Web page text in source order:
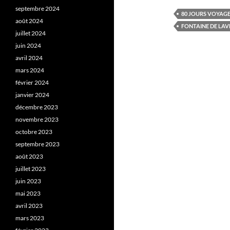
80 JOURS
FONTAINE DE
septembre 2024
août 2024
juillet 2024
juin 2024
avril 2024
mars 2024
février 2024
janvier 2024
décembre 2023
novembre 2023
octobre 2023
septembre 2023
août 2023
juillet 2023
juin 2023
mai 2023
avril 2023
mars 2023